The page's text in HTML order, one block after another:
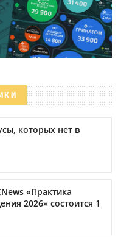
которых нет в
«Практика
2026» состоится 1